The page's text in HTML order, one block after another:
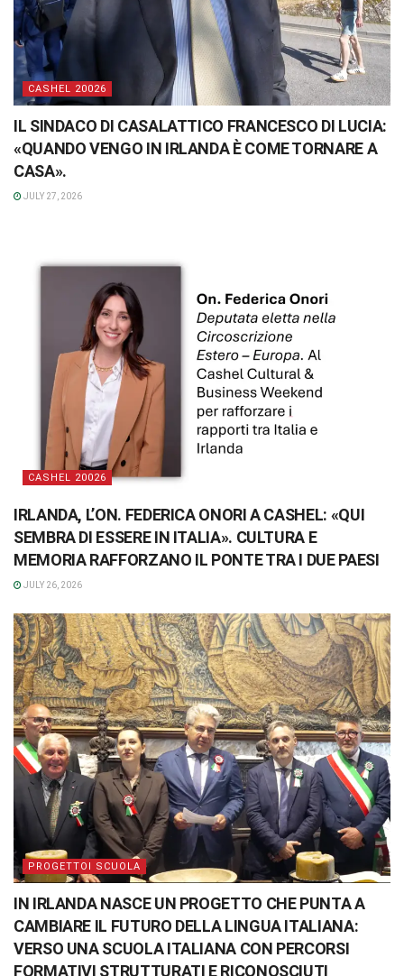
CASHEL 20026
IL SINDACO DI CASALATTICO FRANCESCO DI LUCIA:
«QUANDO VENGO IN IRLANDA È COME TORNARE A
CASA».
JULY 27, 2026
CASHEL 20026
IRLANDA, L’ON. FEDERICA ONORI A CASHEL: «QUI
SEMBRA DI ESSERE IN ITALIA». CULTURA E
MEMORIA RAFFORZANO IL PONTE TRA I DUE PAESI
JULY 26, 2026
PROGETTOI SCUOLA
IN IRLANDA NASCE UN PROGETTO CHE PUNTA A
CAMBIARE IL FUTURO DELLA LINGUA ITALIANA:
VERSO UNA SCUOLA ITALIANA CON PERCORSI
FORMATIVI STRUTTURATI E RICONOSCIUTI